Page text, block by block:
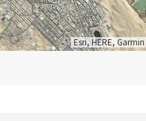
Esri, HERE, Garmin